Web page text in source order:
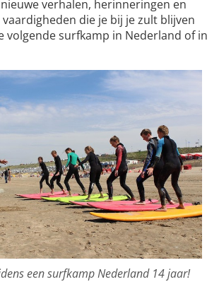
verhalen, herinneringen en
die je bij je zult blijven
volgende surfkamp in Nederland of in
een surfkamp Nederland 14 jaar!